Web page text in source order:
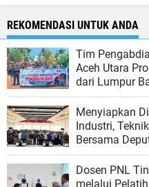
REKOMENDASI UNTUK ANDA
Tim
Aceh Utara
dari Lumpur
Menyiapkan
Industri,
Bersama
Dosen PNL
melalui